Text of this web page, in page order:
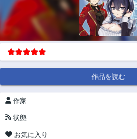
作品を読む
作家
状態
お気に入り